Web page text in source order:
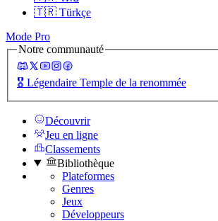
🇹🇷 Türkçe
Mode Pro
Notre communauté
🎖️ Légendaire Temple de la renommée
Découvrir
Jeu en ligne
Classements
Bibliothèque
Plateformes
Genres
Jeux
Développeurs